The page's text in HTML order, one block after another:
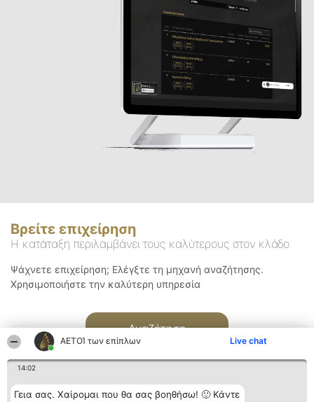
ΑΕΤΟΊ των επίπλων Live chat
14:02
Γεια σας. Χαίρομαι που θα σας βοηθήσω! 🙂 Κάντε
Βρείτε επιχείρηση
Η κατάταξη περιλαμβάνει τους καλύτερους στον κλάδο
Ψάχνετε επιχείρηση; Ελέγξτε τη μηχανή αναζήτησης.
Χρησιμοποιήστε την καλύτερη υπηρεσία
Αναζήτηση